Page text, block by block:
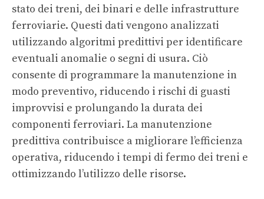
stato dei treni, dei binari e delle infrastrutture
ferroviarie. Questi dati vengono analizzati
utilizzando algoritmi predittivi per identificare
eventuali anomalie o segni di usura. Ciò
consente di programmare la manutenzione in
modo preventivo, riducendo i rischi di guasti
improvvisi e prolungando la durata dei
componenti ferroviari. La manutenzione
predittiva contribuisce a migliorare l’efficienza
operativa, riducendo i tempi di fermo dei treni e
ottimizzando l’utilizzo delle risorse.